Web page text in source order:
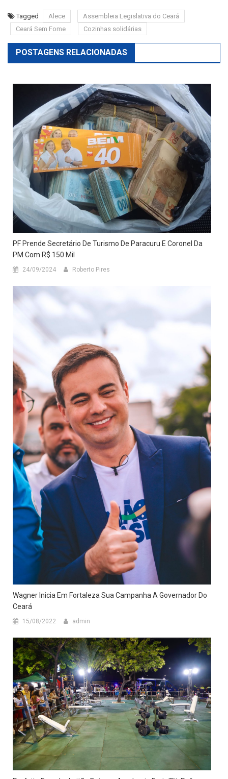
Tagged Alece
Assembleia Legislativa do Ceará
Ceará Sem Fome
Cozinhas solidárias
POSTAGENS RELACIONADAS
PF Prende Secretário De Turismo De Paracuru E Coronel Da
PM Com R$ 150 Mil
24/09/2024 Roberto Pires
Wagner Inicia Em Fortaleza Sua Campanha A Governador Do
Ceará
15/08/2022 admin